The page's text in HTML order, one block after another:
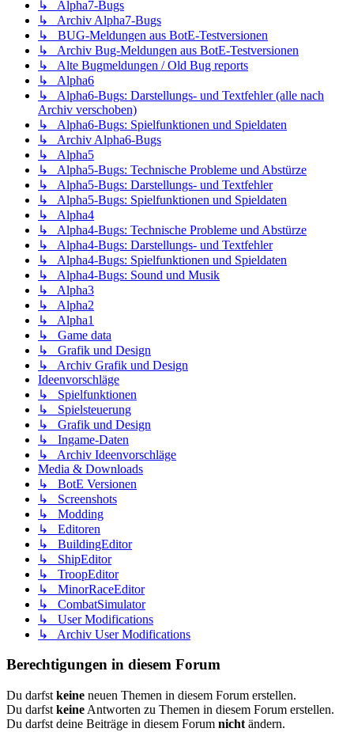
↳ Alpha7-Bugs
↳ Archiv Alpha7-Bugs
↳ BUG-Meldungen aus BotE-Testversionen
↳ Archiv Bug-Meldungen aus BotE-Testversionen
↳ Alte Bugmeldungen / Old Bug reports
↳ Alpha6
↳ Alpha6-Bugs: Darstellungs- und Textfehler (alle nach
Archiv verschoben)
↳ Alpha6-Bugs: Spielfunktionen und Spieldaten
↳ Archiv Alpha6-Bugs
↳ Alpha5
↳ Alpha5-Bugs: Technische Probleme und Abstürze
↳ Alpha5-Bugs: Darstellungs- und Textfehler
↳ Alpha5-Bugs: Spielfunktionen und Spieldaten
↳ Alpha4
↳ Alpha4-Bugs: Technische Probleme und Abstürze
↳ Alpha4-Bugs: Darstellungs- und Textfehler
↳ Alpha4-Bugs: Spielfunktionen und Spieldaten
↳ Alpha4-Bugs: Sound und Musik
↳ Alpha3
↳ Alpha2
↳ Alpha1
↳ Game data
↳ Grafik und Design
↳ Archiv Grafik und Design
Ideenvorschläge
↳ Spielfunktionen
↳ Spielsteuerung
↳ Grafik und Design
↳ Ingame-Daten
↳ Archiv Ideenvorschläge
Media & Downloads
↳ BotE Versionen
↳ Screenshots
↳ Modding
↳ Editoren
↳ BuildingEditor
↳ ShipEditor
↳ TroopEditor
↳ MinorRaceEditor
↳ CombatSimulator
↳ User Modifications
↳ Archiv User Modifications
Berechtigungen in diesem Forum
Du darfst keine neuen Themen in diesem Forum erstellen.
Du darfst keine Antworten zu Themen in diesem Forum erstellen.
Du darfst deine Beiträge in diesem Forum nicht ändern.